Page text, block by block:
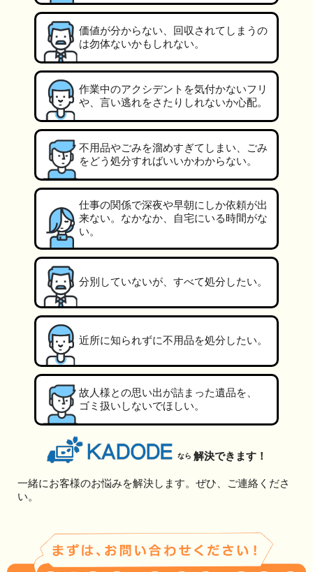
価値が分からない、回収されてしまうの
は勿体ないかもしれない。
作業中のアクシデントを気付かないフリ
や、言い逃れをさたりしれないか心配。
不用品やごみを溜めすぎてしまい、ごみ
をどう処分すればいいかわからない。
仕事の関係で深夜や早朝にしか依頼が出
来ない。なかなか、自宅にいる時間がな
い。
分別していないが、すべて処分したい。
近所に知られずに不用品を処分したい。
故人様との思い出が詰まった遺品を、
ゴミ扱いしないでほしい。
なら 解決できます！
一緒にお客様のお悩みを解決します。ぜひ、ご連絡くださ
い。